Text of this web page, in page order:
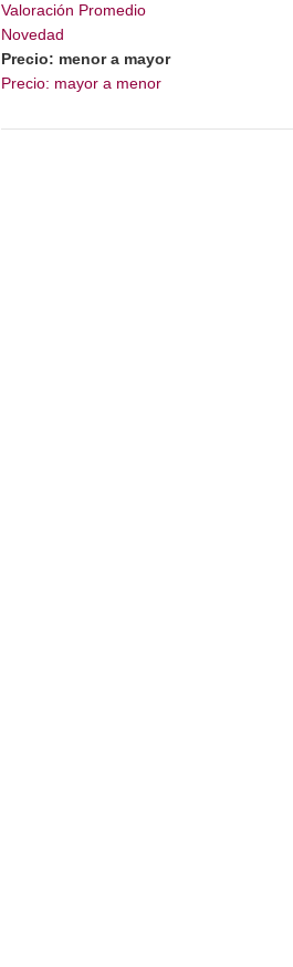
Valoración Promedio
Novedad
Precio: menor a mayor
Precio: mayor a menor